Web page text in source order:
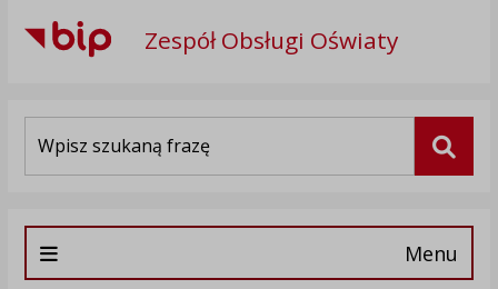
Zespół Obsługi Oświaty
Menu